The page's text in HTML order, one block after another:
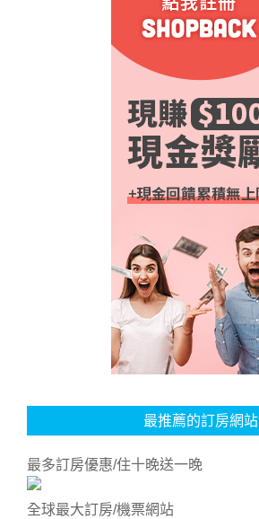
最推薦的訂房網站
最多訂房優惠/住十晚送一晚
全球最大訂房/機票網站